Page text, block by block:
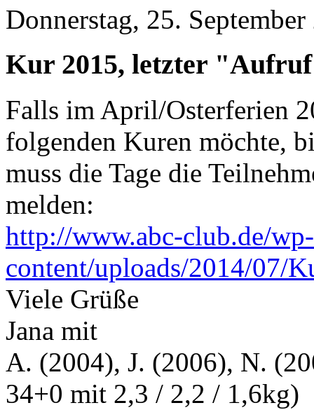
Donnerstag, 25.
Kur 2015, letzter
Falls im April/Osterferien
folgenden Kuren möchte,
muss die Tage die
melden:
http://www.abc-club.de/wp-
content/uploads/2014/07/
Viele Grüße
Jana mit
A. (2004), J. (2006), N.
34+0 mit 2,3 / 2,2 / 1,6kg)